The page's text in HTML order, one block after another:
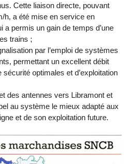
Cette liaison directe, pouvant
h, a été mise en service en
a permis un gain de temps d’une
trains ;
par l’emploi de systèmes
permettant un excellent débit
optimales et d’exploitation
des antennes vers Libramont et
au système le mieux adapté aux
et de son exploitation future.